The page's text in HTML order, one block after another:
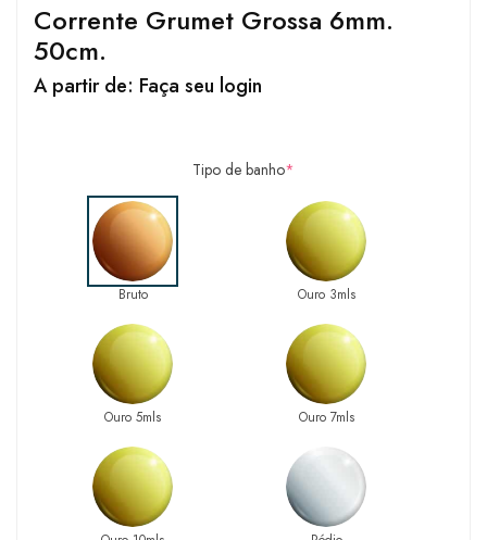
Corrente Grumet Grossa 6mm.
50cm.
A partir de: Faça seu login
Tipo de banho*
Bruto Ouro 3mls
Ouro 5mls Ouro 7mls